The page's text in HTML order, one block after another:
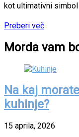
kot ultimativni
Preberi več
Morda vam
Na kaj
kuhinje?
15 aprila, 2026